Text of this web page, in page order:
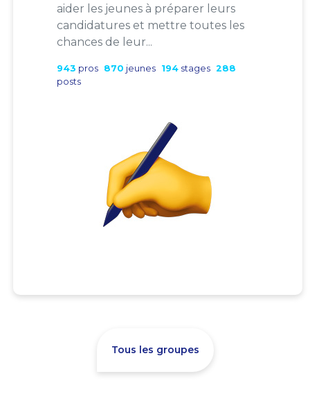
aider les jeunes à préparer leurs
candidatures et mettre toutes les
chances de leur...
943 pros 870 jeunes 194 stages 288
posts
Tous les groupes